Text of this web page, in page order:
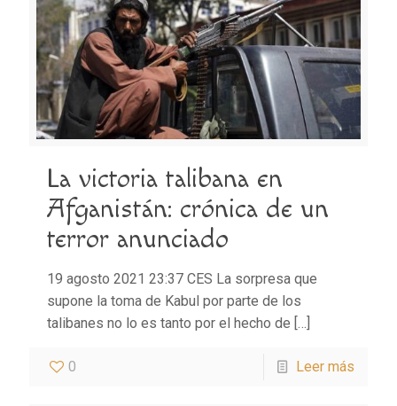
La victoria talibana en
Afganistán: crónica de un
terror anunciado
19 agosto 2021 23:37 CES La sorpresa que
supone la toma de Kabul por parte de los
talibanes no lo es tanto por el hecho de […]
0 Leer más